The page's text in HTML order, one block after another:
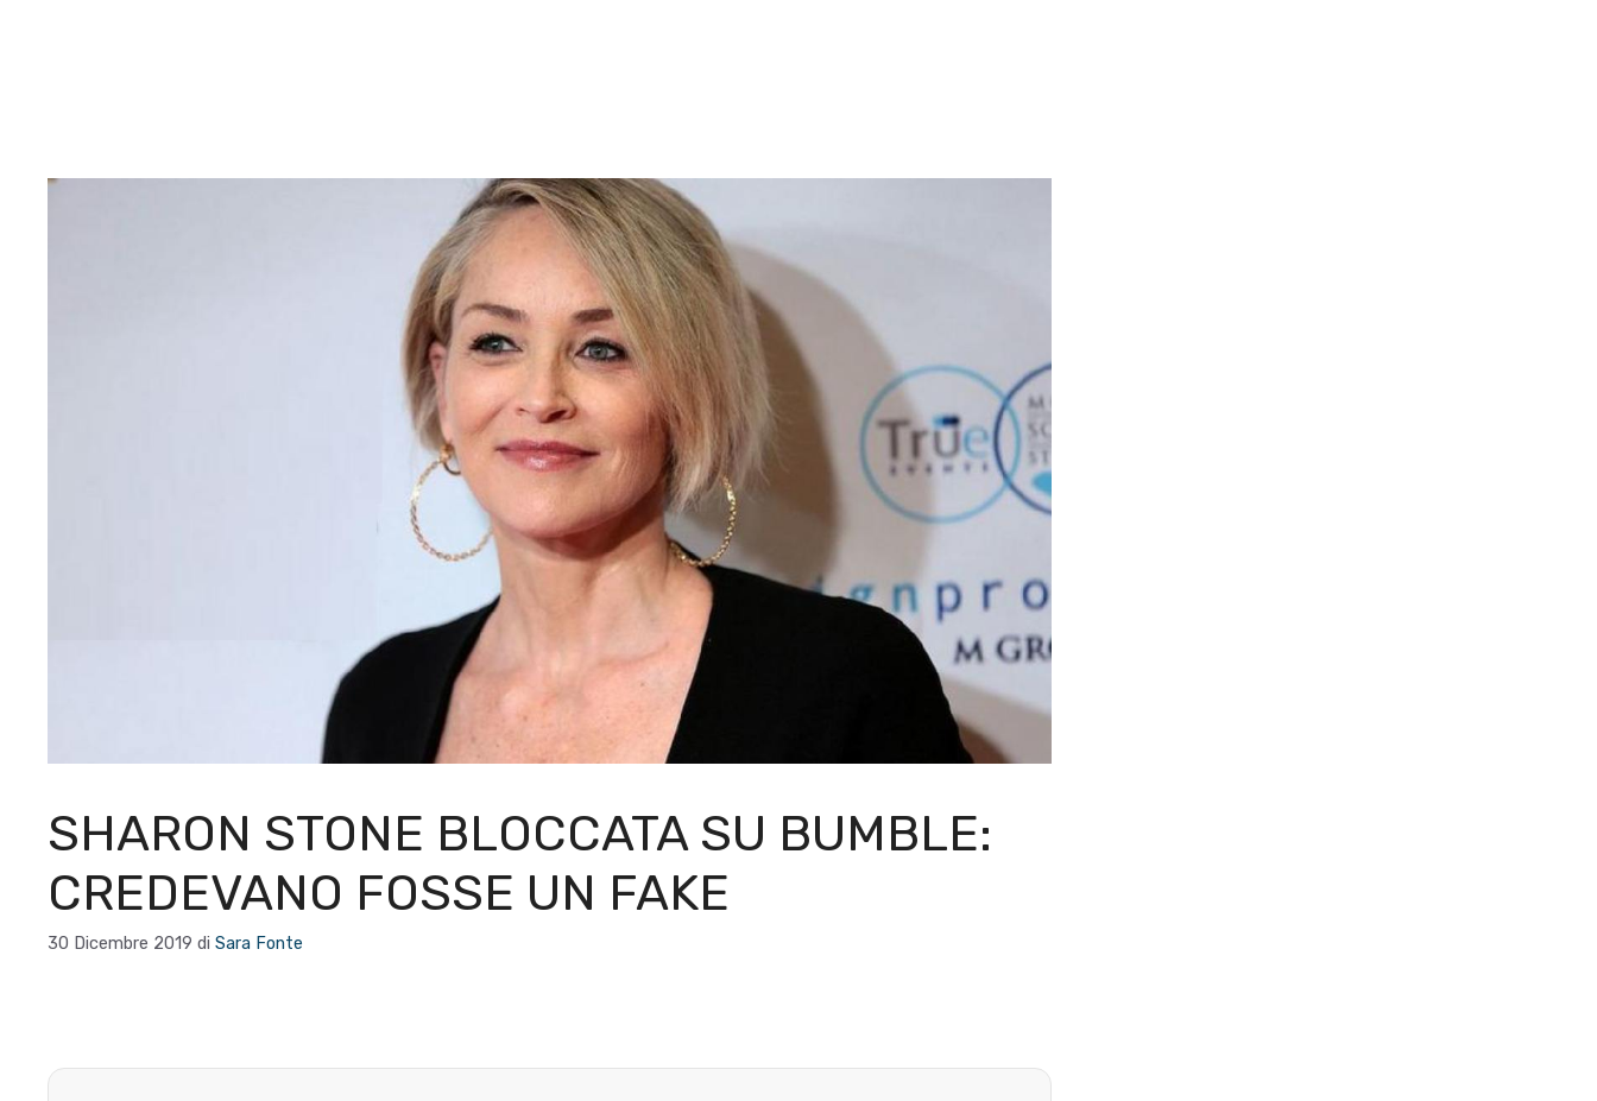
SHARON STONE BLOCCATA SU BUMBLE:
CREDEVANO FOSSE UN FAKE
30 Dicembre 2019 di Sara Fonte